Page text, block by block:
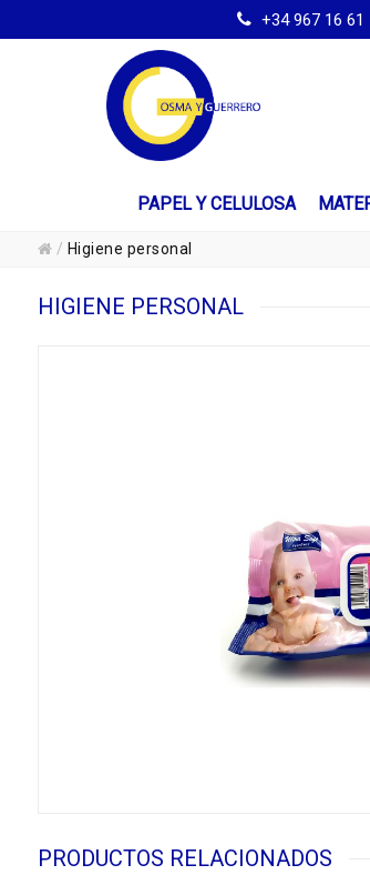
+34 967 16 61
PAPEL Y CELULOSA
/ Higiene personal
HIGIENE PERSONAL
PRODUCTOS RELACIONADOS